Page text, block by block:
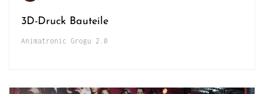
3D-Druck Bauteile
Animatronic Grogu 2.0